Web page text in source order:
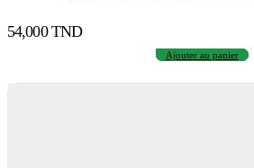
54,000TND
Ajouter au panier